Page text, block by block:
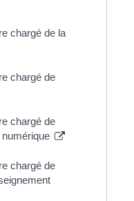
chargé de la
chargé de
chargé de
chargé de